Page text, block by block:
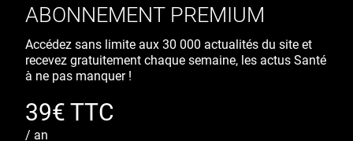
ABONNEMENT PREMIUM
Accédez sans limite aux 30 000 actualités du site et
recevez gratuitement chaque semaine, les actus Santé
à ne pas manquer !
39€ TTC
/ an